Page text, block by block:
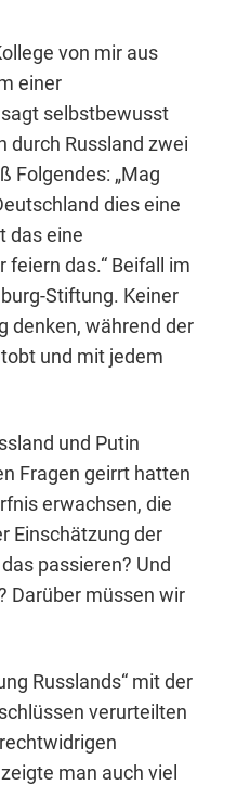
von mir aus
einer
selbstbewusst
durch Russland zwei
Folgendes: „Mag
dies eine
das eine
feiern das.“ Beifall im
Stiftung. Keiner
denken, während der
und mit jedem
und Putin
Fragen geirrt hatten
erwachsen, die
Einschätzung der
passieren? Und
Darüber müssen wir
Russlands“ mit der
verurteilten
man auch viel